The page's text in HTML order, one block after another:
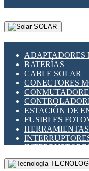
SOLAR
ADAPTADORES
BATERÍAS
CABLE SOLAR
CONECTORES
ESTACIÓN DE
FUSIBLES
MONTAJE